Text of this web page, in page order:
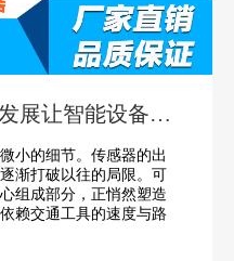
展让智能设备推
的细节。传感器的出
渐打破以往的局限。可
组成部分，正悄然塑造
赖交通工具的速度与路